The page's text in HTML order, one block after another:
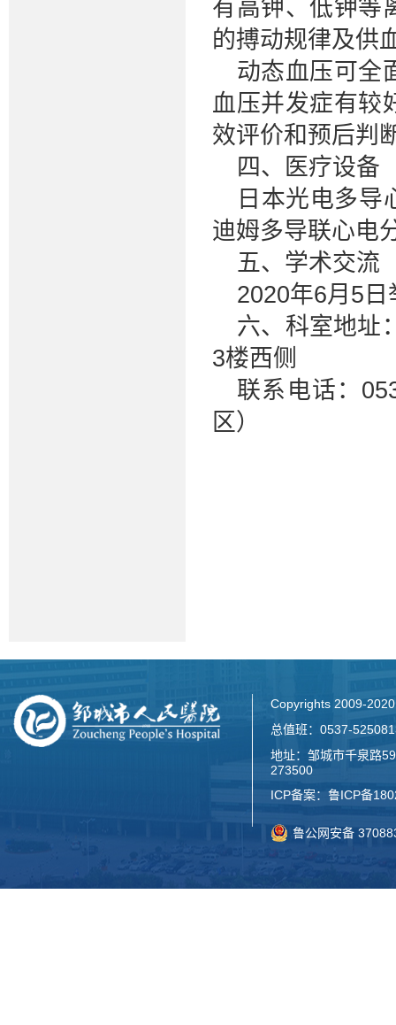
有高钾、低钾等
的搏动规律及供
动态血压可全
血压并发症有较
效评价和预后判
四、医疗设备
日本光电多导
迪姆多导联心电
五、学术交流
2020年6月5日
六、科室地址
3楼西侧
联系电话：
区）
Copyrights 2009-
总值班：0537-
地址：邹城市千泉路
273500
ICP备案： 鲁ICP备
鲁公网安备